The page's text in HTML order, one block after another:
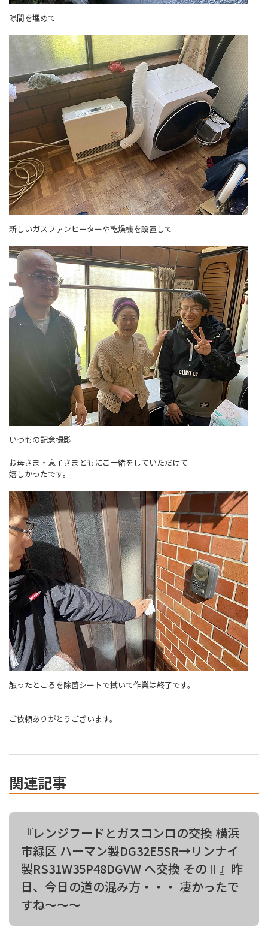
隙間を埋めて
新しいガスファンヒーターや乾燥機を設置して
いつもの記念撮影
お母さま・息子さまともにご一緒をしていただけて
嬉しかったです。
触ったところを除菌シートで拭いて作業は終了です。
ご依頼ありがとうございます。
関連記事
『レンジフードとガスコンロの交換 横浜
市緑区 ハーマン製DG32E5SR→リンナイ
製RS31W35P48DGVW へ交換 そのⅡ』昨
日、今日の道の混み方・・・ 凄かったで
すね～～～